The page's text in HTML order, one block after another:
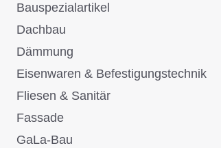
Bauspezialartikel
Dachbau
Dämmung
Eisenwaren & Befestigungstechnik
Fliesen & Sanitär
Fassade
GaLa-Bau